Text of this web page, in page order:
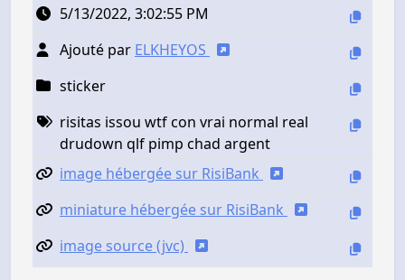
5/13/2022, 3:02:55 PM
Ajouté par ELKHEYOS
sticker
risitas issou wtf con vrai normal real
drudown qlf pimp chad argent
image hébergée sur RisiBank
miniature hébergée sur RisiBank
image source (jvc)